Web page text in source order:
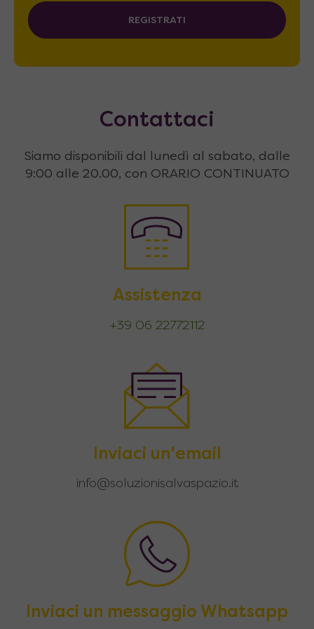
REGISTRATI
Contattaci
Siamo disponibili dal lunedì al sabato, dalle
9:00 alle 20.00, con ORARIO CONTINUATO
Assistenza
+39 06 22772112
Inviaci un'email
info@soluzionisalvaspazio.it
Inviaci un messaggio Whatsapp